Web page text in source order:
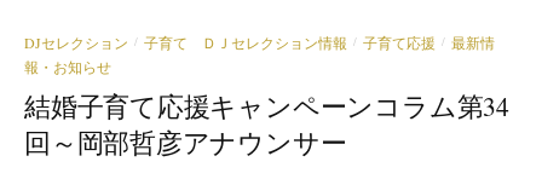
DJセレクション / 子育て ＤＪセレクション情報 / 子育て応援 / 最新情
報・お知らせ
結婚子育て応援キャンペーンコラム第34
回～岡部哲彦アナウンサー